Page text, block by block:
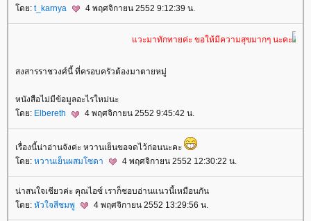
ดย: t_karnya 4 พฤศจิกายน 2552 9:12:39 น.
วะมาทักทายค่ะ ขอให้มีความสุขมากๆ นะคะ
สงสารราชวงศ์นี้ ที่ครอบครัวต้องมาตายหมู่
หนังสือไม่มีข้อมูลอะไรใหม่นะ
ดย: Elbereth 4 พฤศจิกายน 2552 9:45:42 น.
เรื่องนี้น่าอ่านจังค่ะ หวานเย็นขอจดไว้ก่อนนะคะ
ดย: หวานเย็นผสมโซดา 4 พฤศจิกายน 2552 12:30:22 น.
น่าสนใจเชียวค่ะ คุณไอซ์ เราก็ชอบอ่านแนวนี้เหมือนกัน
ดย: หัวใจสีชมพู 4 พฤศจิกายน 2552 13:29:56 น.